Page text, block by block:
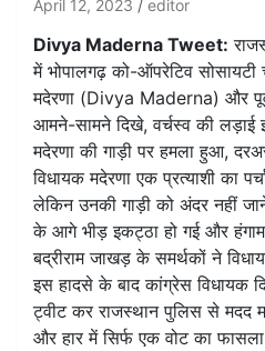
April 12, 2023 editor
Divya Maderna Tweet:
में भोपालगढ़ को-ऑपरेटिव सोसायटी
मदेरणा (Divya Maderna) और
आमने-सामने दिखे, वर्चस्व की लड़ाई
मदेरणा की गाड़ी पर हमला हुआ,
विधायक मदेरणा एक प्रत्याशी का
लेकिन उनकी गाड़ी को अंदर नहीं
के आगे भीड़ इकट्ठा हो गई और
बद्रीराम जाखड़ के समर्थकों ने
इस हादसे के बाद कांग्रेस विधायक
ट्वीट कर राजस्थान पुलिस से मदद
और हार में सिर्फ एक वोट का